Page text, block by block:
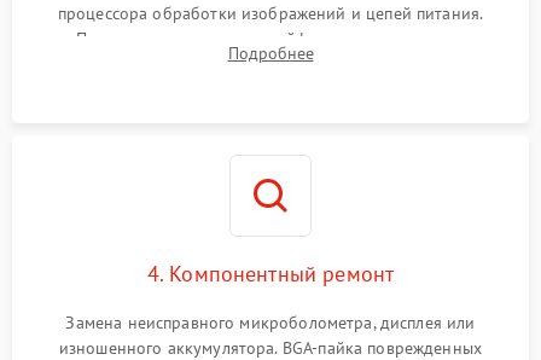
процессора обработки изображений и цепей питания.
Проверка целостности шлейфов, модуля памяти и
интерфейсов связи. Выявление сгоревших SMD-компонентов
Подробнее
4. Компонентный ремонт
Замена неисправного микроболометра, дисплея или
изношенного аккумулятора. BGA-пайка поврежденных